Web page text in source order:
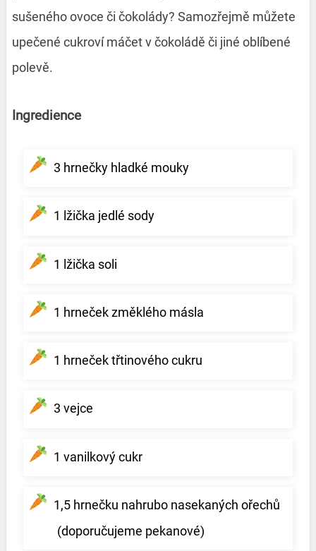
sušeného ovoce či čokolády? Samozřejmě můžete
upečené cukroví máčet v čokoládě či jiné oblíbené
polevě.
Ingredience
3 hrnečky hladké mouky
1 lžička jedlé sody
1 lžička soli
1 hrneček změklého másla
1 hrneček třtinového cukru
3 vejce
1 vanilkový cukr
1,5 hrnečku nahrubo nasekaných ořechů
(doporučujeme pekanové)